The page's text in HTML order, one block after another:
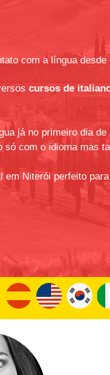
com a língua desde
cursos de
já no primeiro dia
com o idioma mas
em Niterói perfeito